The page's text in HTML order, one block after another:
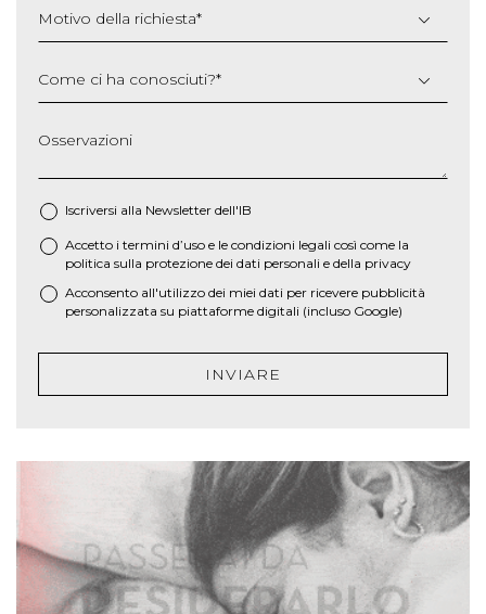
Motivo della richiesta*
Come ci ha conosciuti?*
Osservazioni
Iscriversi alla Newsletter dell'IB
* Accetto i termini d’uso e le condizioni legali così come la
politica sulla protezione dei dati personali e della privacy
Acconsento all'utilizzo dei miei dati per ricevere pubblicità
personalizzata su piattaforme digitali (incluso Google)
INVIARE